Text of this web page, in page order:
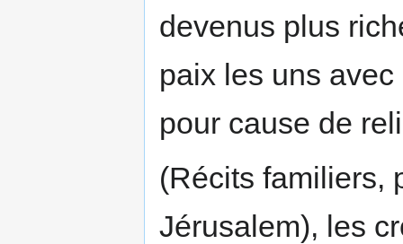
devenus plus
paix les uns avec
pour cause de
(Récits familiers,
Jérusalem), les